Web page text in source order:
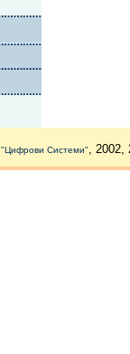
"Цифрови Системи", 2002,